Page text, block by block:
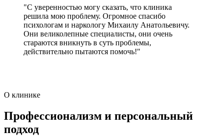
"С уверенностью могу сказать, что клиника
решила мою проблему. Огромное спасибо
психологам и наркологу Михаилу Анатольевичу.
Они великолепные специалисты, они очень
стараются вникнуть в суть проблемы,
действительно пытаются помочь!"
О клинике
Профессионализм и персональный
подход